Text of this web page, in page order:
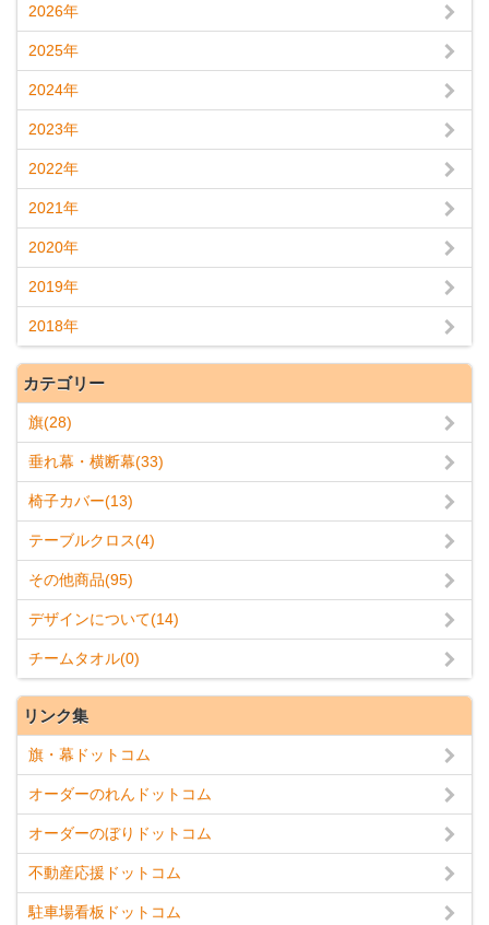
2026年
2025年
2024年
2023年
2022年
2021年
2020年
2019年
2018年
カテゴリー
旗(28)
垂れ幕・横断幕(33)
椅子カバー(13)
テーブルクロス(4)
その他商品(95)
デザインについて(14)
チームタオル(0)
リンク集
旗・幕ドットコム
オーダーのれんドットコム
オーダーのぼりドットコム
不動産応援ドットコム
駐車場看板ドットコム